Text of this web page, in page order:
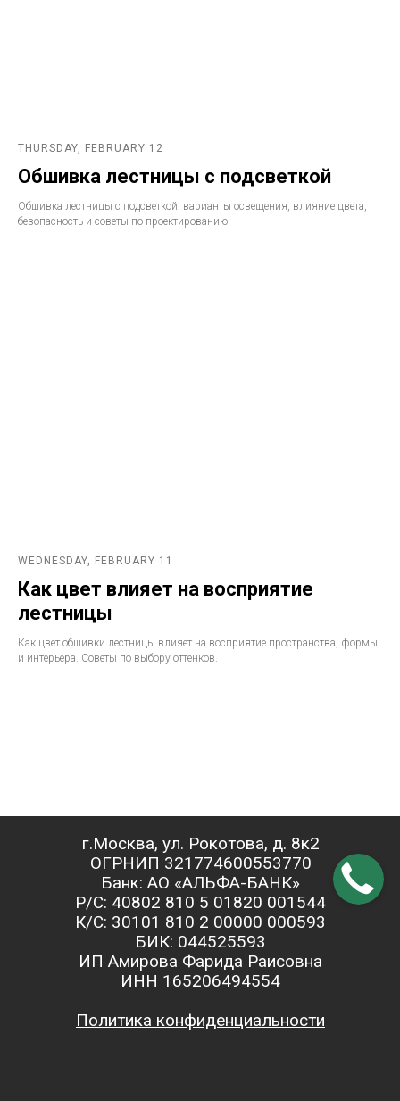
THURSDAY, FEBRUARY 12
Обшивка лестницы с подсветкой
Обшивка лестницы с подсветкой: варианты освещения, влияние цвета,
безопасность и советы по проектированию.
WEDNESDAY, FEBRUARY 11
Как цвет влияет на восприятие
лестницы
Как цвет обшивки лестницы влияет на восприятие пространства, формы
и интерьера. Советы по выбору оттенков.
г.Москва, ул. Рокотова, д. 8к2
ОГРНИП 321774600553770
Банк: АО «АЛЬФА-БАНК»
Р/С: 40802 810 5 01820 001544
К/С: 30101 810 2 00000 000593
БИК: 044525593
ИП Амирова Фарида Раисовна
ИНН 165206494554
Политика конфиденциальности